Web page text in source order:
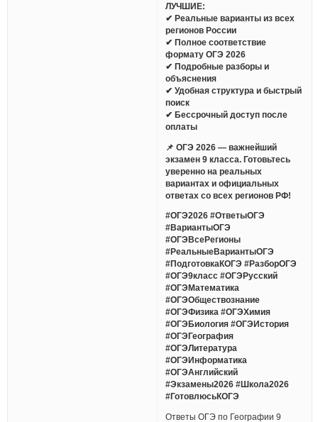
ЛУЧШИЕ:
✔ Реальные варианты из всех
регионов России
✔ Полное соответствие
формату ОГЭ 2026
✔ Подробные разборы и
объяснения
✔ Удобная структура и быстрый
поиск
✔ Бессрочный доступ после
оплаты
📌 ОГЭ 2026 — важнейший
экзамен 9 класса. Готовьтесь
уверенно на реальных
вариантах и официальных
ответах со всех регионов РФ!
#ОГЭ2026 #ОтветыОГЭ
#ВариантыОГЭ
#ОГЭВсеРегионы
#РеальныеВариантыОГЭ
#ПодготовкаКОГЭ #РазборОГЭ
#ОГЭ9класс #ОГЭРусский
#ОГЭМатематика
#ОГЭОбществознание
#ОГЭФизика #ОГЭХимия
#ОГЭБиология #ОГЭИстория
#ОГЭГеография
#ОГЭЛитература
#ОГЭИнформатика
#ОГЭАнглийский
#Экзамены2026 #Школа2026
#ГотовлюсьКОГЭ
Ответы ОГЭ по Географии 9